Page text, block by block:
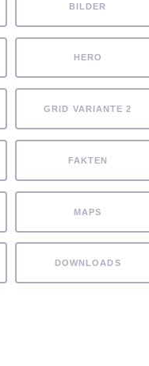
BILDER
HERO
GRID VARIANTE 2
FAKTEN
MAPS
DOWNLOADS